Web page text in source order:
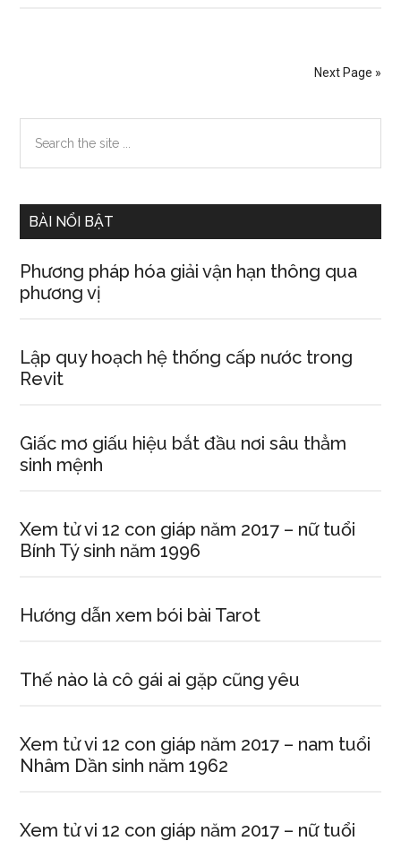
tự
Next Page »
Primary
Sidebar
the
BÀI NỔI BẬT
Phương pháp hóa giải vận hạn thông qua
phương vị
Lập quy hoạch hệ thống cấp nước trong
Revit
Giấc mơ giấu hiệu bắt đầu nơi sâu thẳm
sinh mệnh
Xem tử vi 12 con giáp năm 2017 – nữ tuổi
Bính Tý sinh năm 1996
Hướng dẫn xem bói bài Tarot
Thế nào là cô gái ai gặp cũng yêu
Xem tử vi 12 con giáp năm 2017 – nam tuổi
Nhâm Dần sinh năm 1962
Xem tử vi 12 con giáp năm 2017 – nữ tuổi